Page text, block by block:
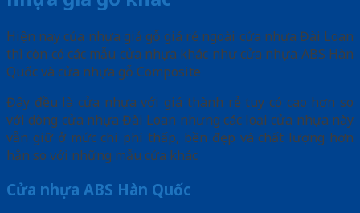
Hiện nay của nhựa giả gỗ giá rẻ ngoài cửa nhựa Đài Loan
thì còn có các mẫu cửa nhựa khác như cửa nhựa ABS Hàn
Quốc và cửa nhựa gỗ Composite
Đây đều là cửa nhựa với giá thành rẻ tuy có cao hơn so
với dòng cửa nhựa Đài Loan nhưng các loại cửa nhựa này
vẫn giữ ở mức chi phí thấp, bền đẹp và chất lượng hơn
hẳn so với những mẫu cửa khác
Cửa nhựa ABS Hàn Quốc